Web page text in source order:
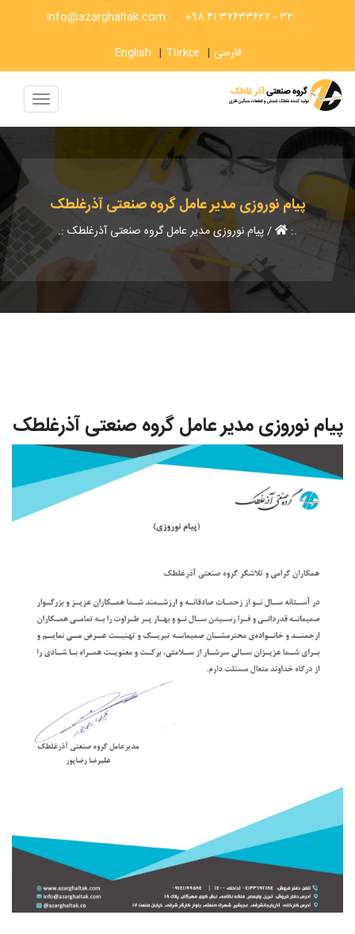
۳۲ - ۳۷۶۳۳۶۲۷ ۴۱ ۹۸+
info@azarghaltak.com
فارسی |
Türkçe
|
English
Toggle
پیام نوروزی مدیر عامل گروه صنعتی آذرغلطک
.:
/پیام نوروزی مدیر عامل گروه صنعتی آذرغلطک :.
پیام نوروزی مدیر عامل گروه صنعتی آذرغلطک